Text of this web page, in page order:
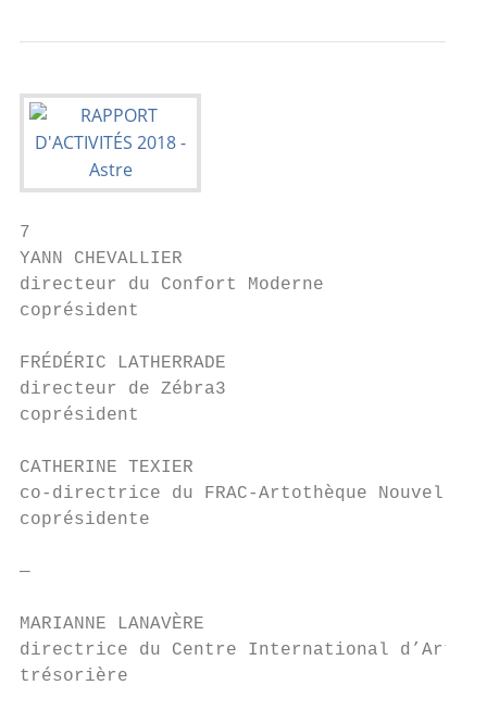
7
YANN CHEVALLIER
directeur du Confort Moderne
coprésident
FRÉDÉRIC LATHERRADE
directeur de Zébra3
coprésident
CATHERINE TEXIER
co-directrice du FRAC-Artothèque
coprésidente
—
MARIANNE LANAVÈRE
directrice du Centre International d’Art
trésorière